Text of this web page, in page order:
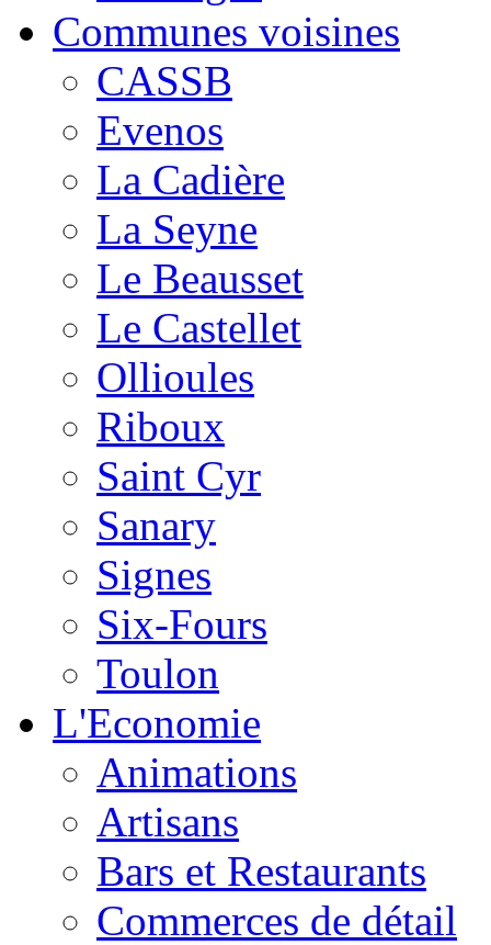
Communes voisines
CASSB
Evenos
La Cadière
La Seyne
Le Beausset
Le Castellet
Ollioules
Riboux
Saint Cyr
Sanary
Signes
Six-Fours
Toulon
L'Economie
Animations
Artisans
Bars et Restaurants
Commerces de détail